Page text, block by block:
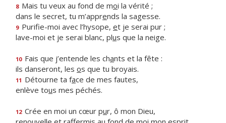
8 Mais tu veux au fond de moi la vérité ;
dans le secret, tu m’apprends la sagesse.
9 Purifie-moi avec l’hysope, et je serai pur ;
lave-moi et je serai blanc, plus que la neige.
10 Fais que j’entende les chants et la fête :
ils danseront, les os que tu broyais.
11 Détourne ta face de mes fautes,
enlève tous mes péchés.
12 Crée en moi un cœur pur, ô mon Dieu,